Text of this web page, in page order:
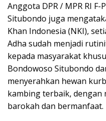
Anggota DPR / MPR RI
Situbondo juga
Khan Indonesia (NKI),
Adha sudah menjadi
kepada masyarakat
Bondowoso Situbondo
menyerahkan hewan
kambing terbaik, dengan
barokah dan bermanfaat.